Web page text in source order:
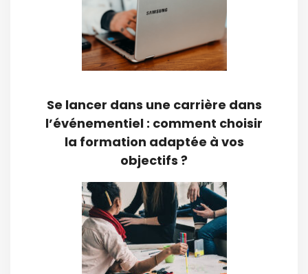
Se lancer dans une carrière dans
l’événementiel : comment choisir
la formation adaptée à vos
objectifs ?